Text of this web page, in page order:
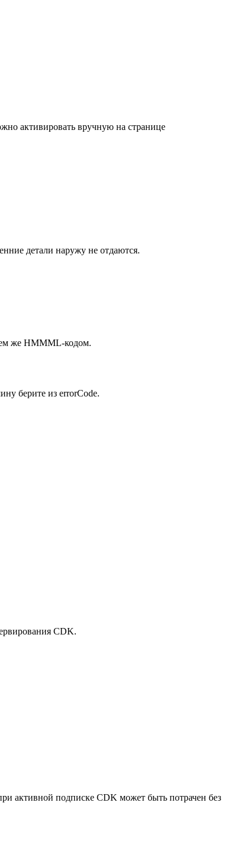
активировать вручную на странице
детали наружу не отдаются.
же HMMML-кодом.
берите из errorCode.
CDK.
активной подписке CDK может быть потрачен без